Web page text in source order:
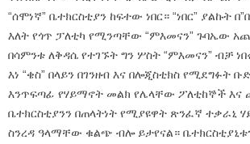
“ሰሞነኛ” ቤተክርስቲያን ከፍተው ነበር። “ነበር” ያልኩት
እለት የጎጥ ፓለቲካ የሚንጣቸው “ምእመናን” ጉባኤው
በሳምንቱ ለቅዳሴ የተገኙት ግን ሦስት “ምእመናን” ብቻ
እነ “ቄስ” በላይን በገንዘብ እና በሎጂስቲክስ የሚደግፉት
እንጥፍጣፊ የሃይማኖት መልክ የሌላቸው ፖለቲከኞች እና
ቤተክርስቲያንን በጠላትነት የሚያዩዋት ጽንፈኛ
ስንረዳ ዓላማቸው ቁልጭ ብሎ ይታየናል።